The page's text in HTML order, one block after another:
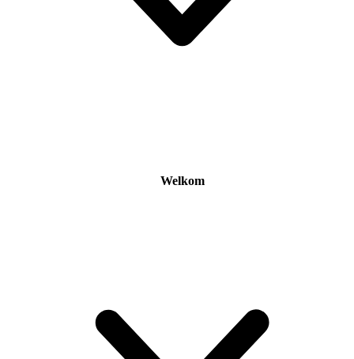
Welkom